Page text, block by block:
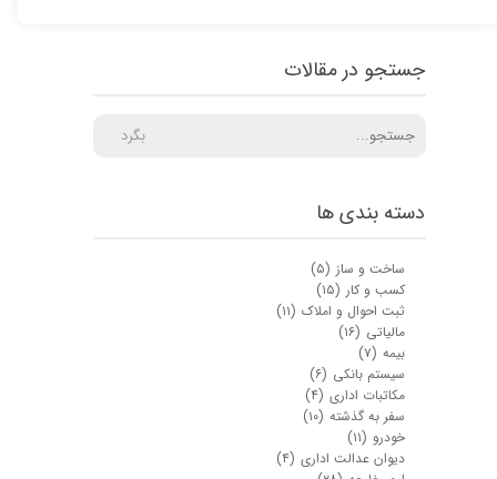
دسته بندی ها
ساخت و ساز (۵)
کسب و کار (۱۵)
ثبت احوال و املاک (۱۱)
مالیاتی (۱۶)
بیمه (۷)
سیستم بانکی (۶)
مکاتبات اداری (۴)
سفر به گذشته (۱۰)
خودرو (۱۱)
دیوان عدالت اداری (۴)
جستجو در مقالات
بگرد